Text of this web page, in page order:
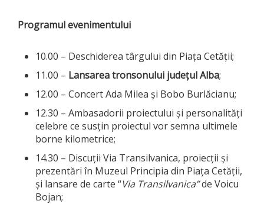
Programul evenimentului
10.00 – Deschiderea târgului din Piața Cetății;
11.00 – Lansarea tronsonului județul Alba;
12.00 – Concert Ada Milea și Bobo Burlăcianu;
12.30 – Ambasadorii proiectului și personalități
celebre ce susțin proiectul vor semna ultimele
borne kilometrice;
14.30 – Discuții Via Transilvanica, proiecții și
prezentări în Muzeul Principia din Piața Cetății,
și lansare de carte “Via Transilvanica”de Voicu
Bojan;